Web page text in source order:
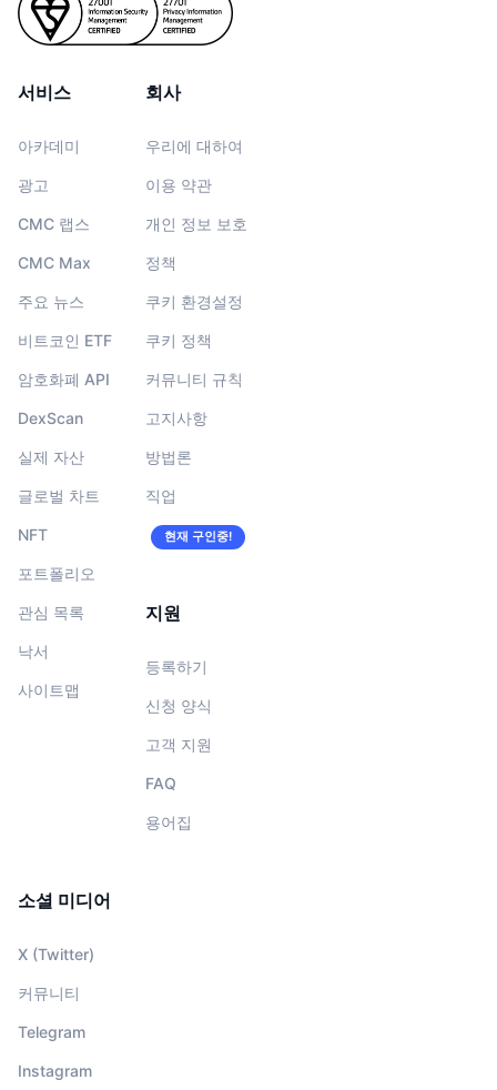
서비스
아카데미
광고
CMC 랩스
CMC Max
주요 뉴스
비트코인 ETF
암호화폐 API
DexScan
실제 자산
글로벌 차트
NFT
포트폴리오
관심 목록
낙서
사이트맵
회사
우리에 대하여
이용 약관
개인 정보 보호
정책
쿠키 환경설정
쿠키 정책
커뮤니티 규칙
고지사항
방법론
직업
현재 구인중!
지원
등록하기
신청 양식
고객 지원
FAQ
용어집
소셜 미디어
X (Twitter)
커뮤니티
Telegram
Instagram